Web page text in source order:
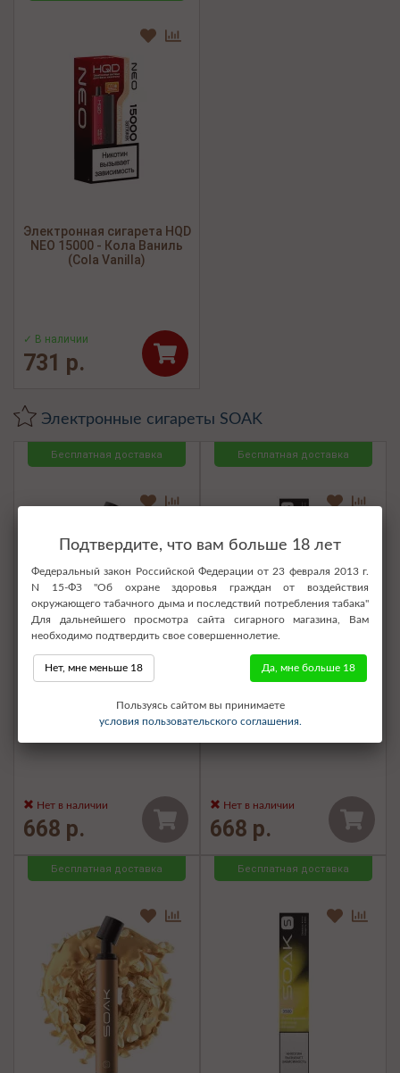
Электронная сигарета HQD
NEO 15000 - Кола Ваниль
(Cola Vanilla)
✓ В наличии
731 р.
Электронные сигареты SOAK
Бесплатная доставка
Pods S 3500 - Corn Sticks
(Кукурузные палочки)
Нет в наличии
668 р.
Бесплатная доставка
Pods S2 3500 - Cuban Cigar
(Кубинская сигара)
Нет в наличии
668 р.
Бесплатная доставка Бесплатная доставка
Подтвердите, что вам больше 18 лет
Федеральный закон Российской Федерации от 23 февраля 2013 г.
N 15-ФЗ "Об охране здоровья граждан от воздействия
окружающего табачного дыма и последствий потребления табака"
Для дальнейшего просмотра сайта сигарного магазина, Вам
необходимо подтвердить свое совершеннолетие.
Нет, мне меньше 18 Да, мне больше 18
Пользуясь сайтом вы принимаете
условия пользовательского соглашения.